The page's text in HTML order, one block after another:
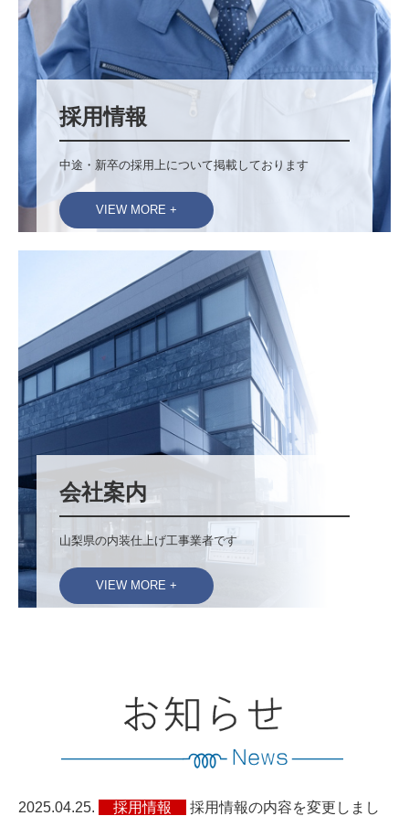
採用情報
中途・新卒の採用上について掲載しております
VIEW MORE +
会社案内
山梨県の内装仕上げ工事業者です
VIEW MORE +
2025.04.25. 採用情報
採用情報の内容を変更しまし